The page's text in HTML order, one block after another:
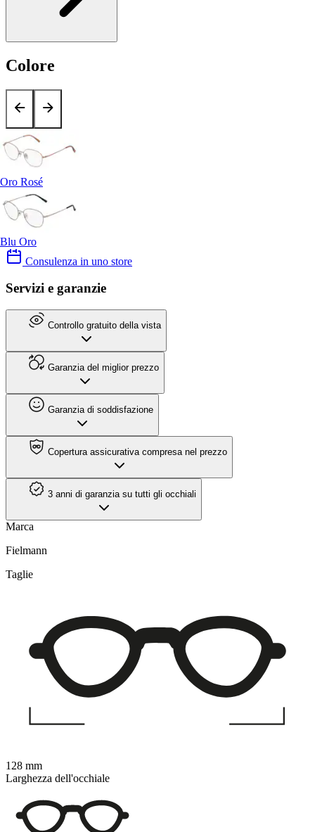
Colore
Oro Rosé
Blu Oro
Consulenza in uno store
Servizi e garanzie
Controllo gratuito della vista
Garanzia del miglior prezzo
Garanzia di soddisfazione
Copertura assicurativa compresa nel prezzo
3 anni di garanzia su tutti gli occhiali
Marca
Fielmann
Taglie
128 mm
Larghezza dell'occhiale